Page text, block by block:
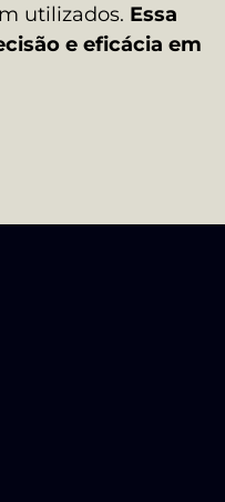
utilizados. Essa
e eficácia em